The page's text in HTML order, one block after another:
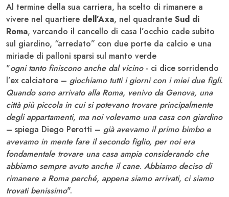
Al termine della sua carriera, ha scelto di rimanere a
vivere nel quartiere dell’Axa, nel quadrante Sud di
Roma, varcando il cancello di casa l’occhio cade subito
sul giardino, “arredato” con due porte da calcio e una
miriade di palloni sparsi sul manto verde
"ogni tanto finiscono anche dal vicino- ci dice sorridendo
l’ex calciatore – giochiamo tutti i giorni con i miei due figli.
Quando sono arrivato alla Roma, venivo da Genova, una
città più piccola in cui si potevano trovare principalmente
degli appartamenti, ma noi volevamo una casa con giardino
– spiega Diego Perotti – già avevamo il primo bimbo e
avevamo in mente fare il secondo figlio, per noi era
fondamentale trovare una casa ampia considerando che
abbiamo sempre avuto anche il cane. Abbiamo deciso di
rimanere a Roma perché, appena siamo arrivati, ci siamo
trovati benissimo".